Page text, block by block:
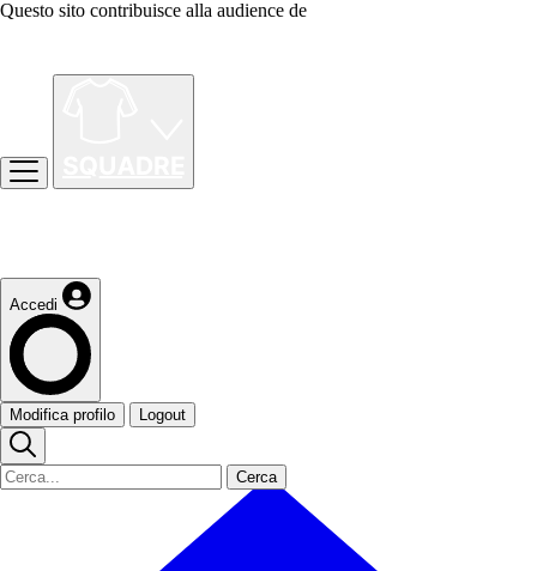
Questo sito contribuisce alla audience de
Accedi
Modifica profilo Logout
Cerca